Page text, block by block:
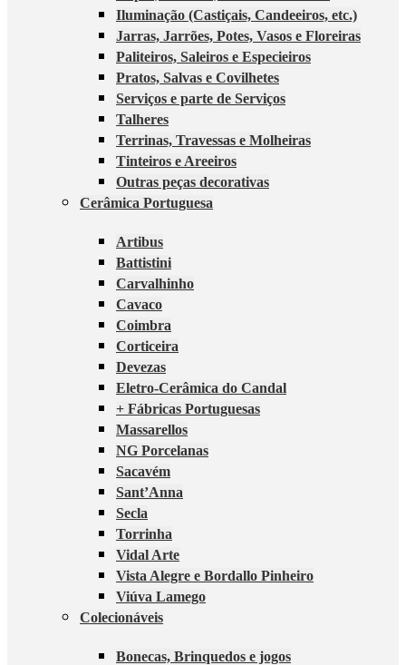
Iluminação (Castiçais, Candeeiros, etc.)
Jarras, Jarrões, Potes, Vasos e Floreiras
Paliteiros, Saleiros e Especieiros
Pratos, Salvas e Covilhetes
Serviços e parte de Serviços
Talheres
Terrinas, Travessas e Molheiras
Tinteiros e Areeiros
Outras peças decorativas
Cerâmica Portuguesa
Artibus
Battistini
Carvalhinho
Cavaco
Coimbra
Corticeira
Devezas
Eletro-Cerâmica do Candal
+ Fábricas Portuguesas
Massarellos
NG Porcelanas
Sacavém
Sant’Anna
Secla
Torrinha
Vidal Arte
Vista Alegre e Bordallo Pinheiro
Viúva Lamego
Colecionáveis
Bonecas, Brinquedos e jogos